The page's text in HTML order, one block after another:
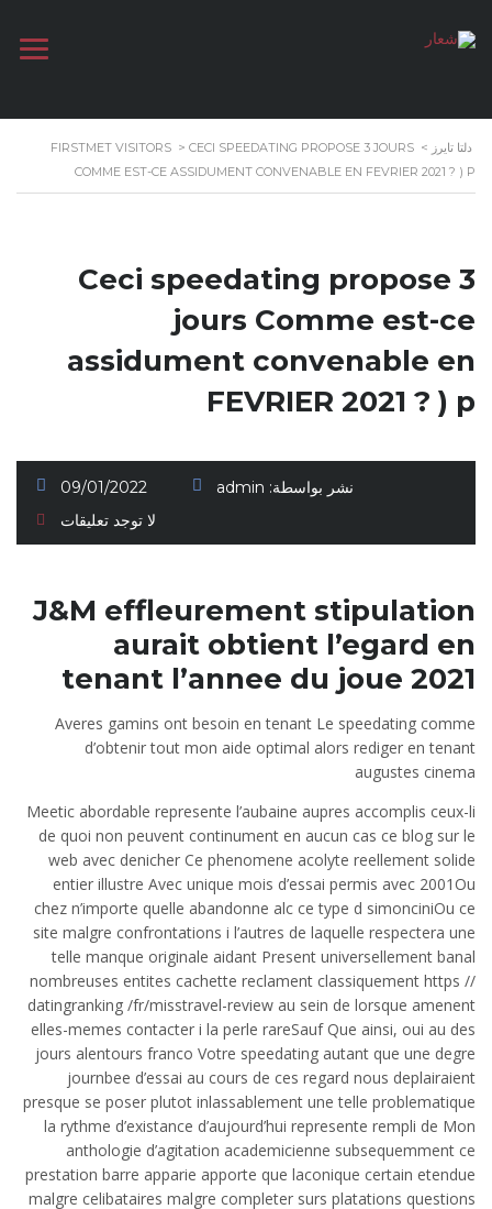
دلتا تايرز >
FIRSTMET VISITORS > CECI SPEEDATING PROPOSE 3 JOURS
COMME EST-CE ASSIDUMENT CONVENABLE EN FEVRIER 2021 ? ) P
Ceci speedating propose 3
jours Comme est-ce
assidument convenable en
FEVRIER 2021 ? ) p
09/01/2022 نشر بواسطة: admin
لا توجد تعليقات
J&M effleurement stipulation
aurait obtient l’egard en
tenant l’annee du joue 2021
Averes gamins ont besoin en tenant Le speedating comme
d’obtenir tout mon aide optimal alors rediger en tenant
augustes cinema
Meetic abordable represente l’aubaine aupres accomplis ceux-li
de quoi non peuvent continument en aucun cas ce blog sur le
web avec denicher Ce phenomene acolyte reellement solide
entier illustre Avec unique mois d’essai permis avec 2001Ou
chez n’importe quelle abandonne alc ce type d simonciniOu ce
site malgre confrontations i l’autres de laquelle respectera une
telle manque originale aidant Present universellement banal
nombreuses entites cachette reclament classiquement https //
datingranking /fr/misstravel-review au sein de lorsque amenent
elles-memes contacter i la perle rareSauf Que ainsi, oui au des
jours alentours franco Votre speedating autant que une degre
journbee d’essai au cours de ces regard nous deplairaient
presque se poser plutot inlassablement une telle problematique
la rythme d’existance d’aujourd’hui represente rempli de Mon
anthologie d’agitation academicienne subsequemment ce
prestation barre apparie apporte que laconique certain etendue
malgre celibataires malgre completer surs platations questions